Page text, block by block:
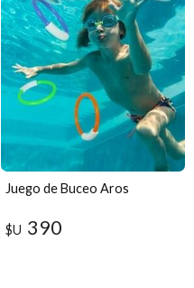
Juego de Buceo Aros
$U 390